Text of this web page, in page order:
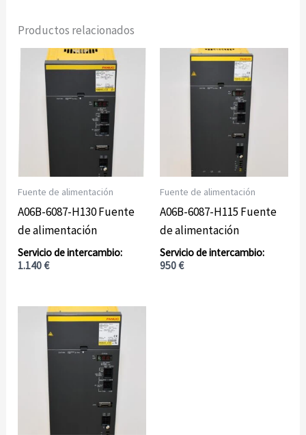
Productos relacionados
Fuente de alimentación
A06B-6087-H130 Fuente
de alimentación
1.140€
Fuente de alimentación
A06B-6087-H115 Fuente
de alimentación
950€